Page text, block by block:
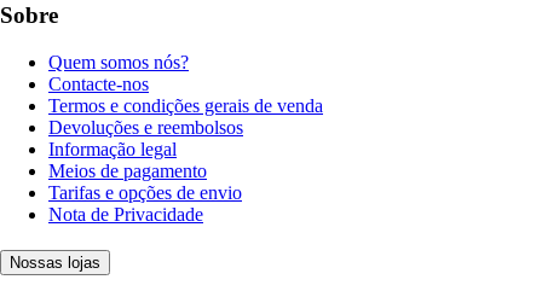
Sobre
Quem somos nós?
Contacte-nos
Termos e condições gerais de venda
Devoluções e reembolsos
Informação legal
Meios de pagamento
Tarifas e opções de envio
Nota de Privacidade
Nossas lojas